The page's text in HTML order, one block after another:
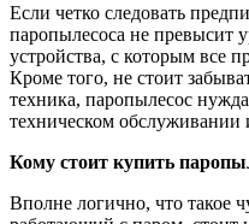
Если четко следовать
паропылесоса не превысит
устройства, с которым все
Кроме того, не стоит
техника, паропылесос
техническом
Кому стоит купить
Вполне логично, что такое